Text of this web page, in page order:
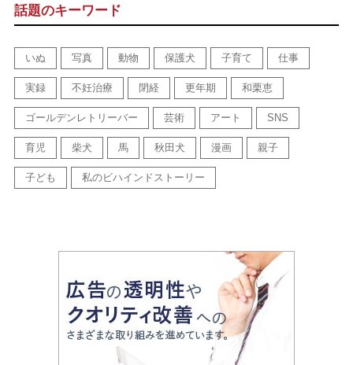
話題のキーワード
いぬ 写真 動物 保護犬 子育て 仕事
実録 不妊治療 閉経 更年期 和栗恵
ゴールデンレトリーバー 芸術 アート SNS
育児 柴犬 馬 秋田犬 漫画 親子
子ども 私のビハインドストーリー